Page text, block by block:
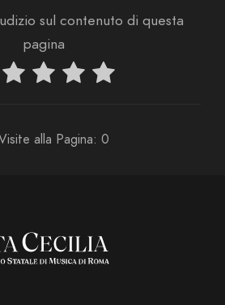
sul contenuto di questa
pagina
alla Pagina: 0